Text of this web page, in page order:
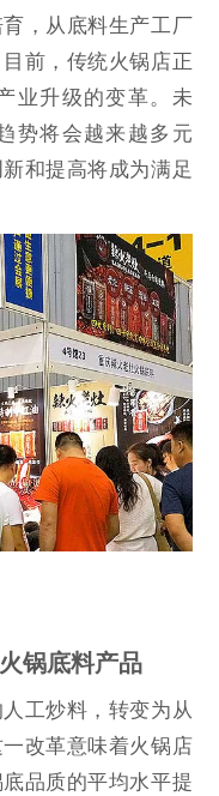
，从底料生产工厂
前，传统火锅店正
业升级的变革。未
势将会越来越多元
和提高将成为满足
锅底料产品
工炒料，转变为从
改革意味着火锅店
品质的平均水平提